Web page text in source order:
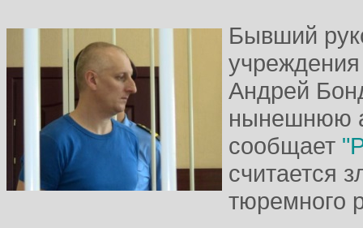
Бывший
Андрей
нынешнюю
сообщает
считается
тюремного